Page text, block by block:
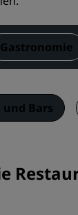
Gastronomie
Bars